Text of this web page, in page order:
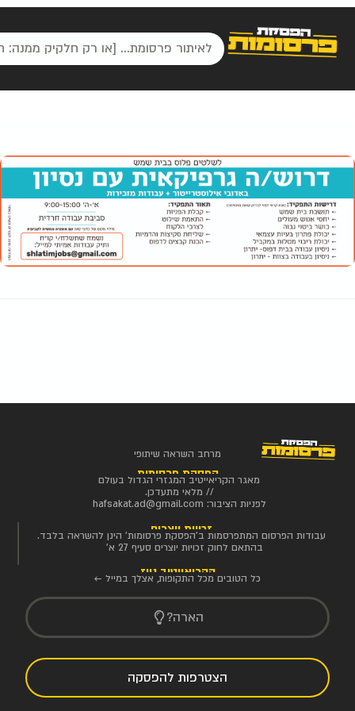
מרחב השראה שיתופי
הפסקת פרסומות
מאגר הקריאייטיב המגזרי הגדול בעולם
// מלאי מתעדכן.
לפניות הציבור: hafsakat.ad@gmail.com
זכויות יוצרים
עבודות הפרסום המתפרסמות ב'הפסקת פרסומות' הינן להשראה בלבד.
בהתאם לחוק זכויות יוצרים סעיף 27 א'
הקריאייטיב ניוז
כל הטובים מכל התקופות, אצלך במייל ←
הארה?
הצטרפות להפסקה